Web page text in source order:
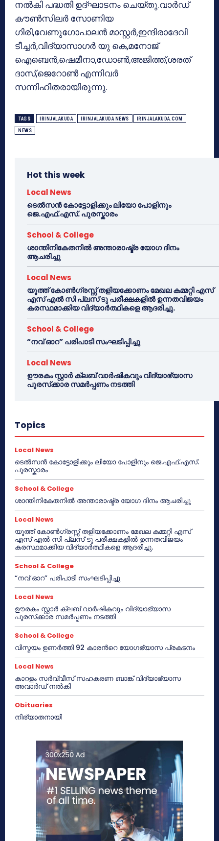
നൽകി പദ്ധതി ഉദ്‌ഘാടനം ചെയ്തു.വാർഡ്
കൗൺസിലർ സോണിയ
ഗിരി,വേണുഗോപാലൻ മാസ്റ്റർ,ഇന്ദിരാദേവി
ടീച്ചർ,വിദ്യാസാഗര്‍ യു കെ,മനോജ്
ഐബെൻ,ഷെമീനാ,ഡോൺ,അജിത്ത്,ശരത്
ദാസ്,ജെറോൺ എന്നിവർ
സന്നിഹിതരായിരുന്നു.
TAGS IRINJALAKUDA IRINJALAKUDA NEWS IRINJALAKUDA.COM
NEWS
Hot this week
Local News
ടെൽസൻ കോട്ടോളിക്കും ലിയോ പോളിനും
ജെ.എഫ്.എസ്. പുരസ്കാരം
School & College
ശാന്തിനികേതനിൽ അന്താരാഷ്ട്ര യോഗ ദിനം
ആചരിച്ചു
Local News
യൂത്ത് കോൺഗ്രസ്സ് തളിയക്കോണം മേഖല കമ്മറ്റി എസ്
എസ് എൽ സി പ്ലസ് ടു പരീക്ഷകളിൽ ഉന്നതവിജയം
കരസ്ഥമാക്കിയ വിദ്യാർത്ഥികളെ ആദരിച്ചു.
School & College
“നവ് ഓറ” പരിപാടി സംഘടിപ്പിച്ചു
Local News
ഊരകം സ്റ്റാർ ക്ലബ് വാർഷികവും വിദ്യാഭ്യാസ
പുരസ്‌ക്കാര സമർപ്പണം നടത്തി
Topics
Local News
ടെൽസൻ കോട്ടോളിക്കും ലിയോ പോളിനും ജെ.എഫ്.എസ്.
പുരസ്കാരം
School & College
ശാന്തിനികേതനിൽ അന്താരാഷ്ട്ര യോഗ ദിനം ആചരിച്ചു
Local News
യൂത്ത് കോൺഗ്രസ്സ് തളിയക്കോണം മേഖല കമ്മറ്റി എസ്
എസ് എൽ സി പ്ലസ് ടു പരീക്ഷകളിൽ ഉന്നതവിജയം
കരസ്ഥമാക്കിയ വിദ്യാർത്ഥികളെ ആദരിച്ചു.
School & College
“നവ് ഓറ” പരിപാടി സംഘടിപ്പിച്ചു
Local News
ഊരകം സ്റ്റാർ ക്ലബ് വാർഷികവും വിദ്യാഭ്യാസ
പുരസ്‌ക്കാര സമർപ്പണം നടത്തി
School & College
വിസ്മയം ഉണർത്തി 92 കാരൻറെ യോഗഭ്യാസ പ്രകടനം
Local News
കാറളം സർവ്വീസ് സഹകരണ ബാങ്ക് വിദ്യാഭ്യാസ
അവാർഡ് നൽകി
Obituaries
നിര്യാതനായി